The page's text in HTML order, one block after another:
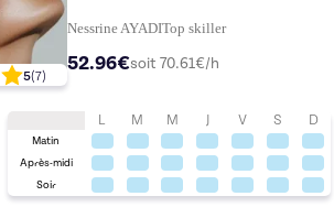
5(7)
Nessrine AYADITop skiller
52.96€soit 70.61€/h
L M M J V S D
Matin
Après-midi
Soir